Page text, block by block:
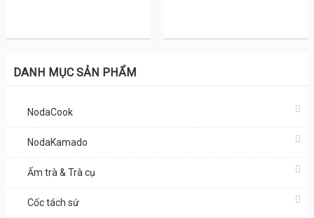
DANH MỤC SẢN PHẨM
NodaCook
NodaKamado
Ấm trà & Trà cụ
Cốc tách sứ